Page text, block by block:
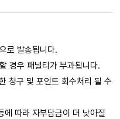
로 발송됩니다.
경우 패널티가 부과됩니다.
청구 및 포인트 회수처리 될 수
에 따라 자부담금이 더 낮아질